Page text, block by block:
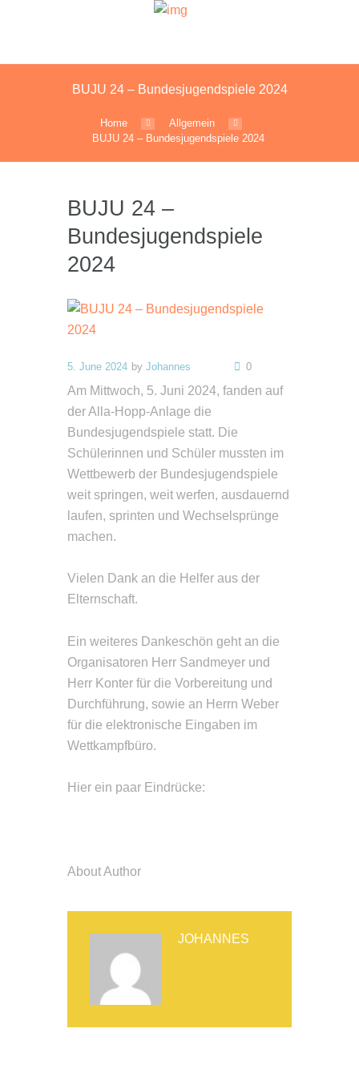
BUJU 24 – Bundesjugendspiele 2024
Home
Allgemein
BUJU 24 – Bundesjugendspiele 2024
BUJU 24 –
Bundesjugendspiele
2024
5. June 2024 byJohannes 0
Am Mittwoch, 5. Juni 2024, fanden auf
der Alla-Hopp-Anlage die
Bundesjugendspiele statt. Die
Schülerinnen und Schüler mussten im
Wettbewerb der Bundesjugendspiele
weit springen, weit werfen, ausdauernd
laufen, sprinten und Wechselsprünge
machen.
Vielen Dank an die Helfer aus der
Elternschaft.
Ein weiteres Dankeschön geht an die
Organisatoren Herr Sandmeyer und
Herr Konter für die Vorbereitung und
Durchführung, sowie an Herrn Weber
für die elektronische Eingaben im
Wettkampfbüro.
Hier ein paar Eindrücke:
About Author
JOHANNES